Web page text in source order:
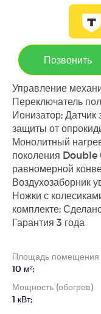
Позвонить
Управление
Переключатель
Ионизатор; Датчик
защиты от
Монолитный
поколения Double
равномерной
Воздухозаборник
Ножки с
комплекте;
Гарантия 3 года
Площадь помещения
10 м²;
Мощность (обогрев)
1 кВт;